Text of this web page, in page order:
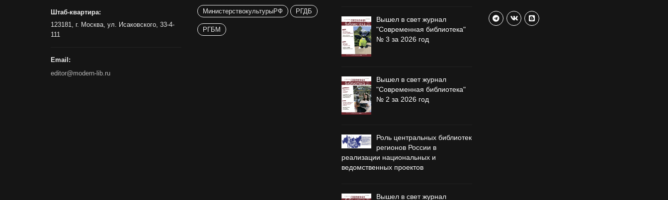
Штаб-квартира:
123181, г. Москва, ул. Исаковского, 33-4-
111
Email:
editor@modern-lib.ru
МинистерствокультурыРФ РГДБ
РГБМ
Вышел в свет журнал
"Современная библиотека"
№ 3 за 2026 год
Вышел в свет журнал
"Современная библиотека"
№ 2 за 2026 год
Роль центральных библиотек
регионов России в
реализации национальных и
ведомственных проектов
Вышел в свет журнал